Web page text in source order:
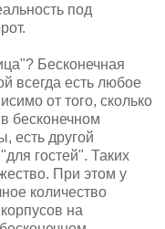
под
Бесконечная
всегда есть любое
от того, сколько
бесконечном
есть другой
гостей". Таких
При этом у
количество
на